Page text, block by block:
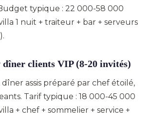
typique : 22 000-58 000
1 nuit + traiteur + bar + serveurs
clients VIP (8-20 invités)
assis préparé par chef étoilé,
Tarif typique : 18 000-45 000
+ chef + sommelier + service +